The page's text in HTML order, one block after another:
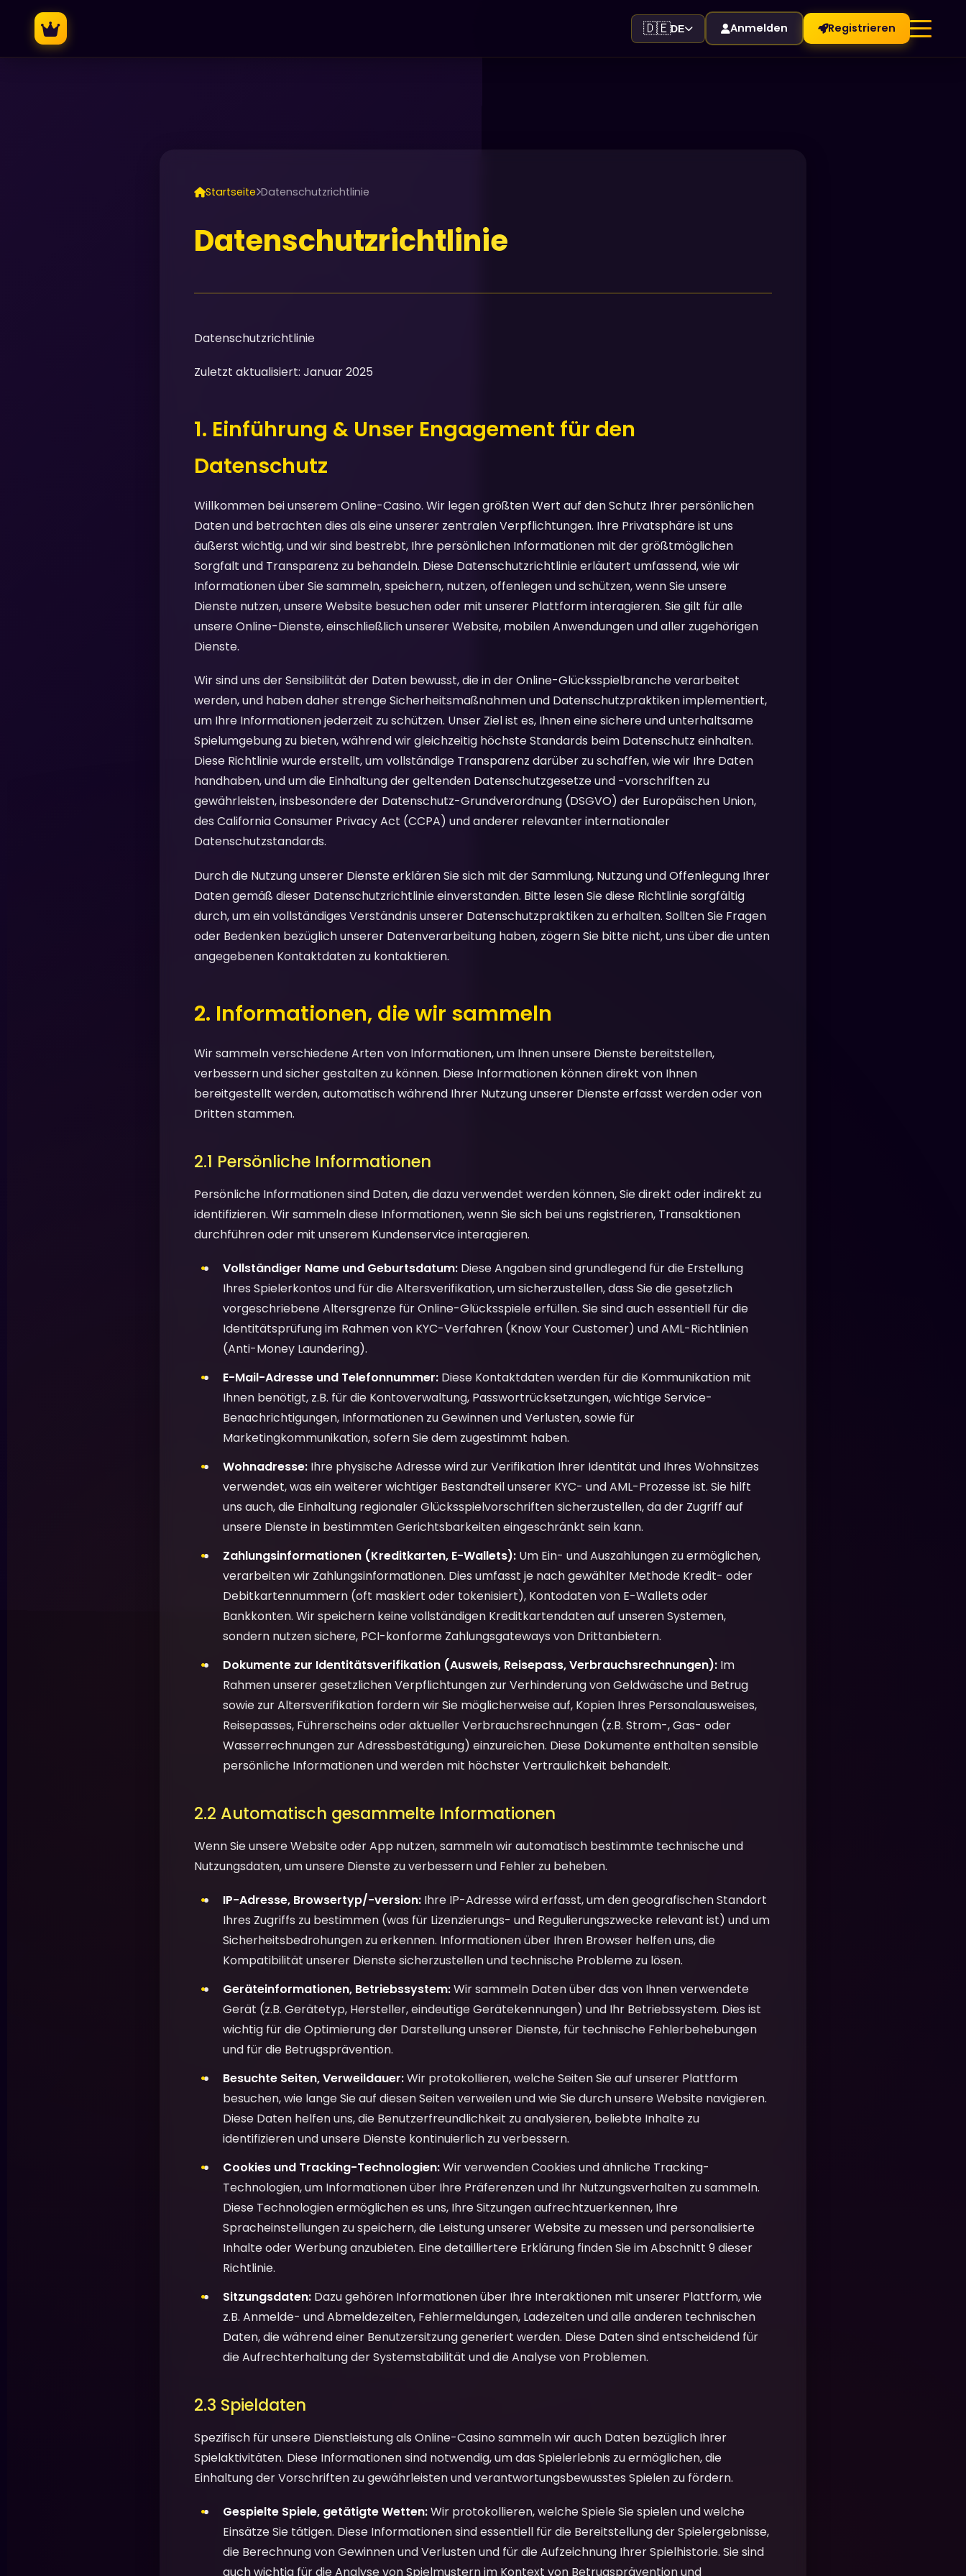
🇩🇪DE Anmelden Registrieren
Startseite Datenschutzrichtlinie
Datenschutzrichtlinie
Datenschutzrichtlinie
Zuletzt aktualisiert: Januar 2025
1. Einführung & Unser Engagement für den
Datenschutz
Willkommen bei unserem Online-Casino. Wir legen größten Wert auf den Schutz Ihrer persönlichen
Daten und betrachten dies als eine unserer zentralen Verpflichtungen. Ihre Privatsphäre ist uns
äußerst wichtig, und wir sind bestrebt, Ihre persönlichen Informationen mit der größtmöglichen
Sorgfalt und Transparenz zu behandeln. Diese Datenschutzrichtlinie erläutert umfassend, wie wir
Informationen über Sie sammeln, speichern, nutzen, offenlegen und schützen, wenn Sie unsere
Dienste nutzen, unsere Website besuchen oder mit unserer Plattform interagieren. Sie gilt für alle
unsere Online-Dienste, einschließlich unserer Website, mobilen Anwendungen und aller zugehörigen
Dienste.
Wir sind uns der Sensibilität der Daten bewusst, die in der Online-Glücksspielbranche verarbeitet
werden, und haben daher strenge Sicherheitsmaßnahmen und Datenschutzpraktiken implementiert,
um Ihre Informationen jederzeit zu schützen. Unser Ziel ist es, Ihnen eine sichere und unterhaltsame
Spielumgebung zu bieten, während wir gleichzeitig höchste Standards beim Datenschutz einhalten.
Diese Richtlinie wurde erstellt, um vollständige Transparenz darüber zu schaffen, wie wir Ihre Daten
handhaben, und um die Einhaltung der geltenden Datenschutzgesetze und -vorschriften zu
gewährleisten, insbesondere der Datenschutz-Grundverordnung (DSGVO) der Europäischen Union,
des California Consumer Privacy Act (CCPA) und anderer relevanter internationaler
Datenschutzstandards.
Durch die Nutzung unserer Dienste erklären Sie sich mit der Sammlung, Nutzung und Offenlegung Ihrer
Daten gemäß dieser Datenschutzrichtlinie einverstanden. Bitte lesen Sie diese Richtlinie sorgfältig
durch, um ein vollständiges Verständnis unserer Datenschutzpraktiken zu erhalten. Sollten Sie Fragen
oder Bedenken bezüglich unserer Datenverarbeitung haben, zögern Sie bitte nicht, uns über die unten
angegebenen Kontaktdaten zu kontaktieren.
2. Informationen, die wir sammeln
Wir sammeln verschiedene Arten von Informationen, um Ihnen unsere Dienste bereitstellen,
verbessern und sicher gestalten zu können. Diese Informationen können direkt von Ihnen
bereitgestellt werden, automatisch während Ihrer Nutzung unserer Dienste erfasst werden oder von
Dritten stammen.
2.1 Persönliche Informationen
Persönliche Informationen sind Daten, die dazu verwendet werden können, Sie direkt oder indirekt zu
identifizieren. Wir sammeln diese Informationen, wenn Sie sich bei uns registrieren, Transaktionen
durchführen oder mit unserem Kundenservice interagieren.
Vollständiger Name und Geburtsdatum: Diese Angaben sind grundlegend für die Erstellung
Ihres Spielerkontos und für die Altersverifikation, um sicherzustellen, dass Sie die gesetzlich
vorgeschriebene Altersgrenze für Online-Glücksspiele erfüllen. Sie sind auch essentiell für die
Identitätsprüfung im Rahmen von KYC-Verfahren (Know Your Customer) und AML-Richtlinien
(Anti-Money Laundering).
E-Mail-Adresse und Telefonnummer: Diese Kontaktdaten werden für die Kommunikation mit
Ihnen benötigt, z.B. für die Kontoverwaltung, Passwortrücksetzungen, wichtige Service-
Benachrichtigungen, Informationen zu Gewinnen und Verlusten, sowie für
Marketingkommunikation, sofern Sie dem zugestimmt haben.
Wohnadresse: Ihre physische Adresse wird zur Verifikation Ihrer Identität und Ihres Wohnsitzes
verwendet, was ein weiterer wichtiger Bestandteil unserer KYC- und AML-Prozesse ist. Sie hilft
uns auch, die Einhaltung regionaler Glücksspielvorschriften sicherzustellen, da der Zugriff auf
unsere Dienste in bestimmten Gerichtsbarkeiten eingeschränkt sein kann.
Zahlungsinformationen (Kreditkarten, E-Wallets): Um Ein- und Auszahlungen zu ermöglichen,
verarbeiten wir Zahlungsinformationen. Dies umfasst je nach gewählter Methode Kredit- oder
Debitkartennummern (oft maskiert oder tokenisiert), Kontodaten von E-Wallets oder
Bankkonten. Wir speichern keine vollständigen Kreditkartendaten auf unseren Systemen,
sondern nutzen sichere, PCI-konforme Zahlungsgateways von Drittanbietern.
Dokumente zur Identitätsverifikation (Ausweis, Reisepass, Verbrauchsrechnungen): Im
Rahmen unserer gesetzlichen Verpflichtungen zur Verhinderung von Geldwäsche und Betrug
sowie zur Altersverifikation fordern wir Sie möglicherweise auf, Kopien Ihres Personalausweises,
Reisepasses, Führerscheins oder aktueller Verbrauchsrechnungen (z.B. Strom-, Gas- oder
Wasserrechnungen zur Adressbestätigung) einzureichen. Diese Dokumente enthalten sensible
persönliche Informationen und werden mit höchster Vertraulichkeit behandelt.
2.2 Automatisch gesammelte Informationen
Wenn Sie unsere Website oder App nutzen, sammeln wir automatisch bestimmte technische und
Nutzungsdaten, um unsere Dienste zu verbessern und Fehler zu beheben.
IP-Adresse, Browsertyp/-version: Ihre IP-Adresse wird erfasst, um den geografischen Standort
Ihres Zugriffs zu bestimmen (was für Lizenzierungs- und Regulierungszwecke relevant ist) und um
Sicherheitsbedrohungen zu erkennen. Informationen über Ihren Browser helfen uns, die
Kompatibilität unserer Dienste sicherzustellen und technische Probleme zu lösen.
Geräteinformationen, Betriebssystem:Wir sammeln Daten über das von Ihnen verwendete
Gerät (z.B. Gerätetyp, Hersteller, eindeutige Gerätekennungen) und Ihr Betriebssystem. Dies ist
wichtig für die Optimierung der Darstellung unserer Dienste, für technische Fehlerbehebungen
und für die Betrugsprävention.
Besuchte Seiten, Verweildauer:Wir protokollieren, welche Seiten Sie auf unserer Plattform
besuchen, wie lange Sie auf diesen Seiten verweilen und wie Sie durch unsere Website navigieren.
Diese Daten helfen uns, die Benutzerfreundlichkeit zu analysieren, beliebte Inhalte zu
identifizieren und unsere Dienste kontinuierlich zu verbessern.
Cookies und Tracking-Technologien:Wir verwenden Cookies und ähnliche Tracking-
Technologien, um Informationen über Ihre Präferenzen und Ihr Nutzungsverhalten zu sammeln.
Diese Technologien ermöglichen es uns, Ihre Sitzungen aufrechtzuerkennen, Ihre
Spracheinstellungen zu speichern, die Leistung unserer Website zu messen und personalisierte
Inhalte oder Werbung anzubieten. Eine detailliertere Erklärung finden Sie im Abschnitt 9 dieser
Richtlinie.
Sitzungsdaten: Dazu gehören Informationen über Ihre Interaktionen mit unserer Plattform, wie
z.B. Anmelde- und Abmeldezeiten, Fehlermeldungen, Ladezeiten und alle anderen technischen
Daten, die während einer Benutzersitzung generiert werden. Diese Daten sind entscheidend für
die Aufrechterhaltung der Systemstabilität und die Analyse von Problemen.
2.3 Spieldaten
Spezifisch für unsere Dienstleistung als Online-Casino sammeln wir auch Daten bezüglich Ihrer
Spielaktivitäten. Diese Informationen sind notwendig, um das Spielerlebnis zu ermöglichen, die
Einhaltung der Vorschriften zu gewährleisten und verantwortungsbewusstes Spielen zu fördern.
Gespielte Spiele, getätigte Wetten:Wir protokollieren, welche Spiele Sie spielen und welche
Einsätze Sie tätigen. Diese Informationen sind essentiell für die Bereitstellung der Spielergebnisse,
die Berechnung von Gewinnen und Verlusten und für die Aufzeichnung Ihrer Spielhistorie. Sie sind
auch wichtig für die Analyse von Spielmustern im Kontext von Betrugsprävention und